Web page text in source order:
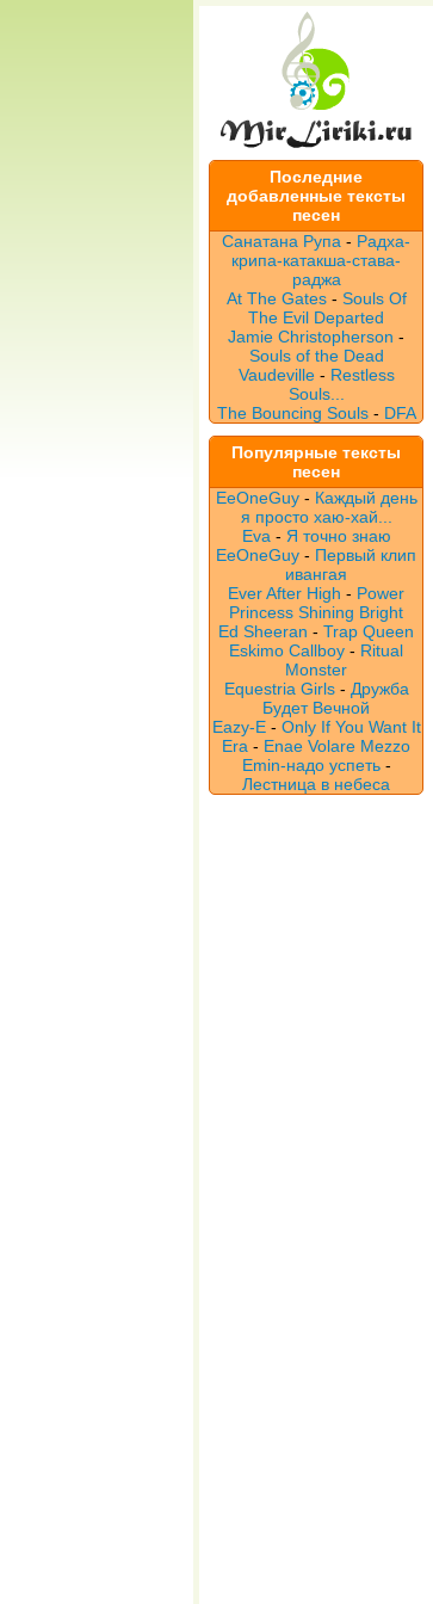
Последние
добавленные тексты
песен
Санатана Рупа - Радха-
крипа-катакша-става-
раджа
At The Gates- Souls Of
The Evil Departed
Jamie Christopherson -
Souls of the Dead
Vaudeville - Restless
Souls...
The Bouncing Souls- DFA
Популярные тексты
песен
EeOneGuy- Каждый день
я просто хаю-хай...
Eva - Я точно знаю
EeOneGuy - Первый клип
ивангая
Ever After High - Power
Princess Shining Bright
Ed Sheeran - Trap Queen
Eskimo Callboy - Ritual
Monster
Equestria Girls- Дружба
Будет Вечной
Eazy-E- Only If You Want It
Era - Enae Volare Mezzo
Emin-надо успеть-
Лестница в небеса